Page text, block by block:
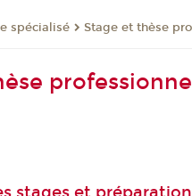
spécialisé Stage et thèse